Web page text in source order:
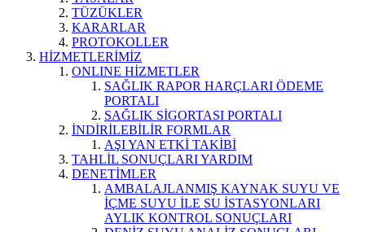
TÜZÜKLER
KARARLAR
PROTOKOLLER
HİZMETLERİMİZ
ONLINE HİZMETLER
SAĞLIK RAPOR HARÇLARI ÖDEME
PORTALI
SAĞLIK SİGORTASI PORTALI
İNDİRİLEBİLİR FORMLAR
AŞI YAN ETKİ TAKİBİ
TAHLİL SONUÇLARI YARDIM
DENETİMLER
AMBALAJLANMIŞ KAYNAK SUYU VE
İÇME SUYU İLE SU İSTASYONLARI
AYLIK KONTROL SONUÇLARI